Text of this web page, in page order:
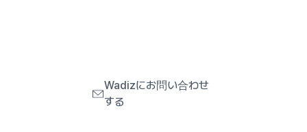
Wadizにお問い合わせ
する